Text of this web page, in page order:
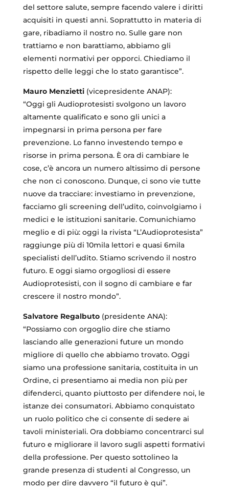
del settore salute, sempre facendo valere i diritti
acquisiti in questi anni. Soprattutto in materia di
gare, ribadiamo il nostro no. Sulle gare non
trattiamo e non barattiamo, abbiamo gli
elementi normativi per opporci. Chiediamo il
rispetto delle leggi che lo stato garantisce”.
Mauro Menzietti(vicepresidente ANAP):
“Oggi gli Audioprotesisti svolgono un lavoro
altamente qualificato e sono gli unici a
impegnarsi in prima persona per fare
prevenzione. Lo fanno investendo tempo e
risorse in prima persona. È ora di cambiare le
cose, c’è ancora un numero altissimo di persone
che non ci conoscono. Dunque, ci sono vie tutte
nuove da tracciare: investiamo in prevenzione,
facciamo gli screening dell’udito, coinvolgiamo i
medici e le istituzioni sanitarie. Comunichiamo
meglio e di più: oggi la rivista “L’Audioprotesista”
raggiunge più di 10mila lettori e quasi 6mila
specialisti dell’udito. Stiamo scrivendo il nostro
futuro. E oggi siamo orgogliosi di essere
Audioprotesisti, con il sogno di cambiare e far
crescere il nostro mondo”.
Salvatore Regalbuto(presidente ANA):
“Possiamo con orgoglio dire che stiamo
lasciando alle generazioni future un mondo
migliore di quello che abbiamo trovato. Oggi
siamo una professione sanitaria, costituita in un
Ordine, ci presentiamo ai media non più per
difenderci, quanto piuttosto per difendere noi, le
istanze dei consumatori. Abbiamo conquistato
un ruolo politico che ci consente di sedere ai
tavoli ministeriali. Ora dobbiamo concentrarci sul
futuro e migliorare il lavoro sugli aspetti formativi
della professione. Per questo sottolineo la
grande presenza di studenti al Congresso, un
modo per dire davvero “il futuro è qui”.